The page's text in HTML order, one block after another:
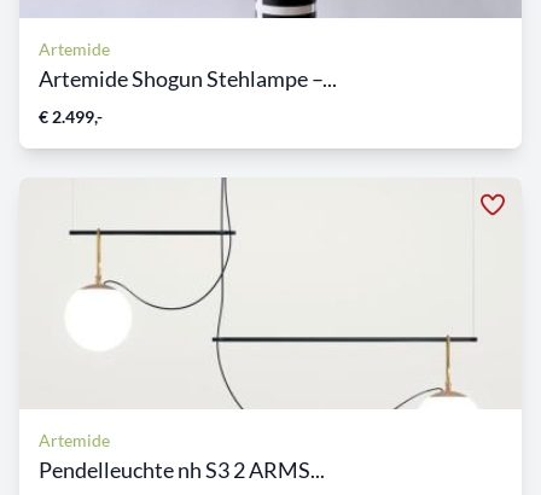
Artemide
Artemide Shogun Stehlampe –...
€ 2.499,-
Artemide
Pendelleuchte nh S3 2 ARMS...